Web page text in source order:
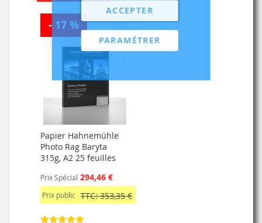
ACCEPTER
PARAMÉTRER
- 17 %
Papier Hahnemühle
Photo Rag Baryta
315g, A2 25 feuilles
Prix Spécial 294,46 €
Prix public TTC: 353,35 €